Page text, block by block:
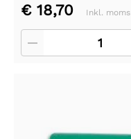
€ 18,70 Inkl. moms